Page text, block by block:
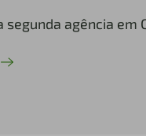
segunda agência em